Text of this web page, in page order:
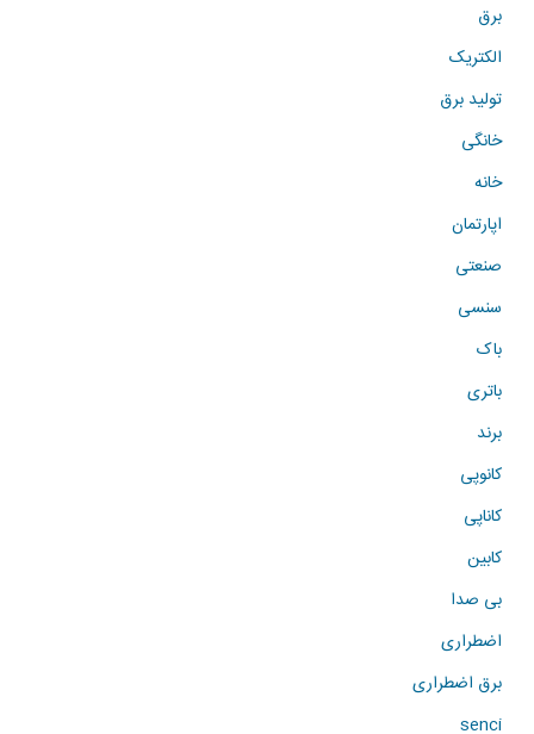
برق
الکتریک
تولید برق
خانگی
خانه
اپارتمان
صنعتی
سنسی
باک
باتری
برند
کانوپی
کاناپی
کابین
بی صدا
اضطراری
برق اضطراری
senci